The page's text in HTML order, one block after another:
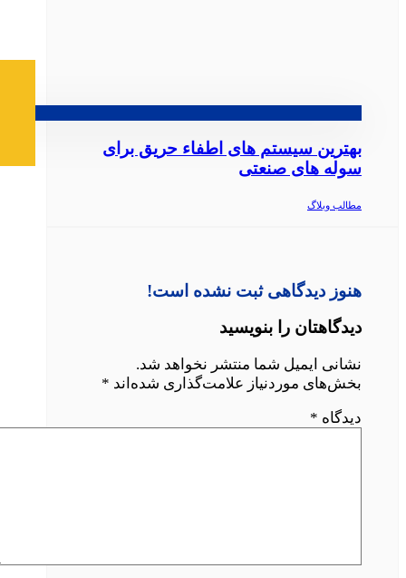
بهترین سیستم‌ های اطفاء حریق برای
سوله‌ های صنعتی
مطالب وبلاگ
هنوز دیدگاهی ثبت نشده است!
دیدگاهتان را بنویسید
نشانی ایمیل شما منتشر نخواهد شد.
بخش‌های موردنیاز علامت‌گذاری شده‌اند *
دیدگاه *